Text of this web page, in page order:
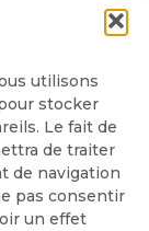
utilisons
stocker
Le fait de
de traiter
de navigation
pas consentir
un effet